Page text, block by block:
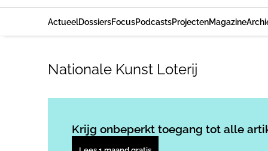
ActueelDossiersFocusPodcastsProjectenMagazine
Nationale Kunst Loterij
Krijg onbeperkt toegang tot alle